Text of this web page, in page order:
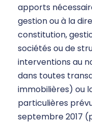
apports
gestion ou à la
constitution,
sociétés ou de
interventions au
dans toutes
immobilières) ou
particulières
septembre 2017